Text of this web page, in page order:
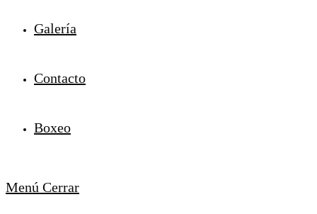
Galería
Contacto
Boxeo
Menú Cerrar